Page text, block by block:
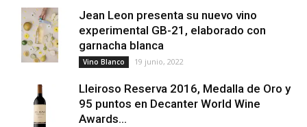
Jean Leon presenta su nuevo vino
experimental GB-21, elaborado con
garnacha blanca
Vino Blanco 19 junio, 2022
Lleiroso Reserva 2016, Medalla de Oro y
95 puntos en Decanter World Wine
Awards...